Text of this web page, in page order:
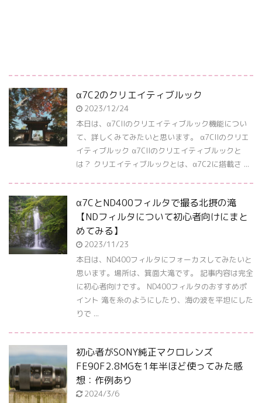
α7C2のクリエイティブルック
2023/12/24
本日は、α7CIIのクリエイティブルック機能につい
て、詳しくみてみたいと思います。 α7CIIのクリエ
イティブルック α7CIIのクリエイティブルックと
は？ クリエイティブルックとは、α7C2に搭載さ ...
α7CとND400フィルタで撮る北摂の滝
【NDフィルタについて初心者向けにまと
めてみる】
2023/11/23
本日は、ND400フィルタにフォーカスしてみたいと
思います。場所は、箕面大滝です。 記事内容は完全
に初心者向けです。 ND400フィルタのおすすめポ
イント 滝を糸のようにしたり、海の波を平坦にした
りで ...
初心者がSONY純正マクロレンズ
FE90F2.8MGを1年半ほど使ってみた感
想：作例あり
2024/3/6